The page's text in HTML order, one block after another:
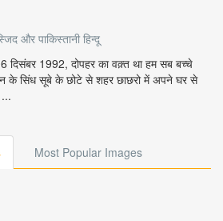
और पाकिस्तानी हिन्दू
दिसंबर 1992, दोपहर का वक़्त था हम सब बच्चे
के सिंध सूबे के छोटे से शहर छाछरो में अपने घर से
...
Most Popular Images